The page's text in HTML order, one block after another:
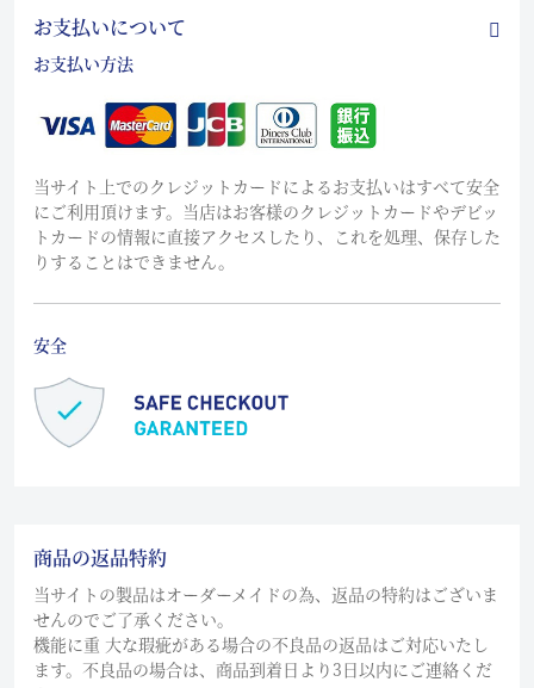
お支払いについて
お支払い方法
当サイト上でのクレジットカードによるお支払いはすべて安全
にご利用頂けます。当店はお客様のクレジットカードやデビッ
トカードの情報に直接アクセスしたり、これを処理、保存した
りすることはできません。
安全
商品の返品特約
当サイトの製品はオーダーメイドの為、返品の特約はございま
せんのでご了承ください。
機能に重 大な瑕疵がある場合の不良品の返品はご対応いたし
ます。不良品の場合は、商品到着日より3日以内にご連絡くだ